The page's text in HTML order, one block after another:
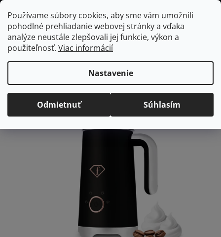
Používame súbory cookies, aby sme vám umožnili
pohodlné prehliadanie webovej stránky a vďaka
analýze neustále zlepšovali jej funkcie, výkon a
použiteľnosť. Viac informácií
Nastavenie
Odmietnuť Súhlasím
Prejsť
na
obsah
Hľadať
Domov
/ Spotrebiče do kuchyne Napeňovač mlieka BerlingerHaus
Napeňovač mlieka
BerlingerHaus
Priemerné
hodnotenie
produktu
je
NeohodnotenéPodrobnosti hodnotenia